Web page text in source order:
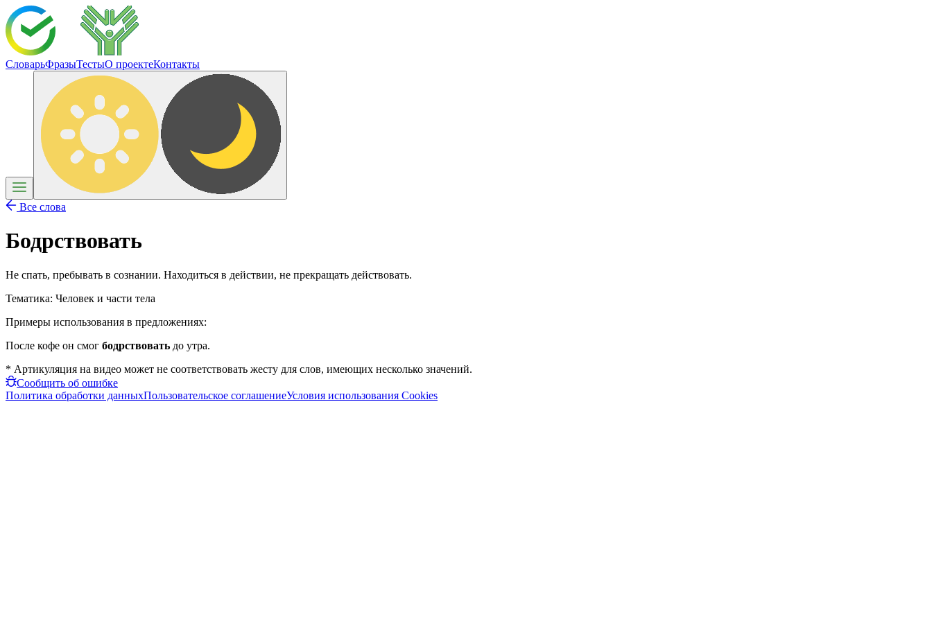
СловарьФразыТестыО проектеКонтакты
Все слова
Бодрствовать
Не спать, пребывать в сознании. Находиться в действии, не прекращать действовать.
Тематика: Человек и части тела
Примеры использования в предложениях:
После кофе он смог бодрствовать до утра.
* Артикуляция на видео может не соответствовать жесту для слов, имеющих несколько значений.
Сообщить об ошибке
Политика обработки данныхПользовательское соглашениеУсловия использования Cookies